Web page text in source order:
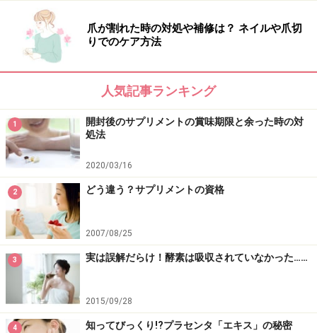
・メーカーがそれぞれテストを行い、決定しています。
賞味期限は、『未開封の状態で
存した場合において、品質が十分に保持できる期限』で
■ガイド解説
日光の当たる場所、気温・湿度の高い場所に保管した
り、開封した場合、記載されている賞味期限内でも製品
が劣化する場合があります。
爪が割れた時の対処や補修は？ ネイルや爪切
りでのケア方法
人気記事ランキング
1
開封後のサプリメントの賞味期限と余った時の対
処法
2020/03/16
2 どう違う？サプリメントの資格
2007/08/25
3 実は誤解だらけ！酵素は吸収されていなかった……
2015/09/28
4 知ってびっくり!?プラセンタ「エキス」の秘密